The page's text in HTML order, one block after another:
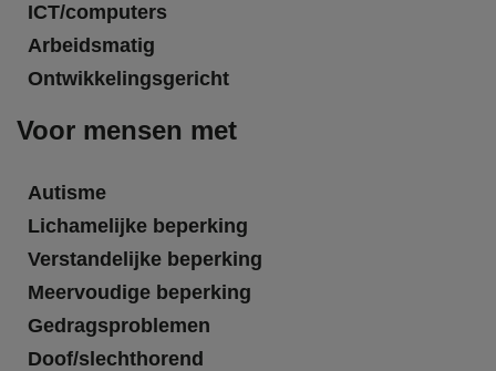
ICT/computers
Arbeidsmatig
Ontwikkelingsgericht
Voor mensen met
Autisme
Lichamelijke beperking
Verstandelijke beperking
Meervoudige beperking
Gedragsproblemen
Doof/slechthorend